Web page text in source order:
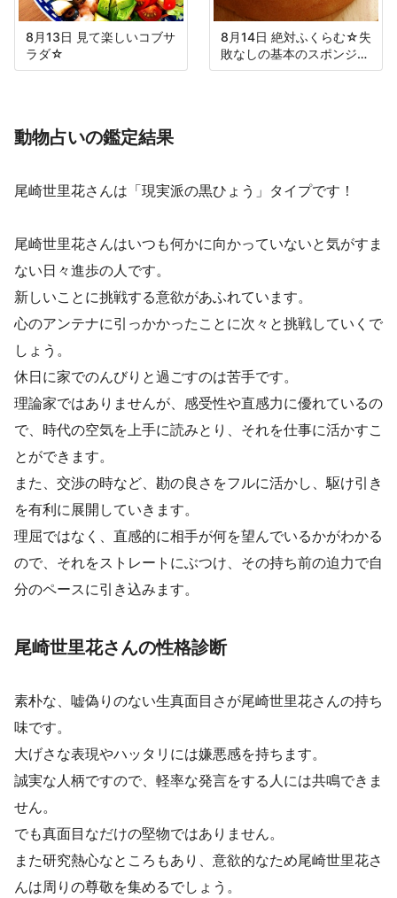
8月13日 見て楽しいコブサ
ラダ☆
8月14日 絶対ふくらむ☆失
敗なしの基本のスポンジケ
ーキ
動物占いの鑑定結果
尾崎世里花さんは「現実派の黒ひょう」タイプです！
尾崎世里花さんはいつも何かに向かっていないと気がすま
ない日々進歩の人です。
新しいことに挑戦する意欲があふれています。
心のアンテナに引っかかったことに次々と挑戦していくで
しょう。
休日に家でのんびりと過ごすのは苦手です。
理論家ではありませんが、感受性や直感力に優れているの
で、時代の空気を上手に読みとり、それを仕事に活かすこ
とができます。
また、交渉の時など、勘の良さをフルに活かし、駆け引き
を有利に展開していきます。
理屈ではなく、直感的に相手が何を望んでいるかがわかる
ので、それをストレートにぶつけ、その持ち前の迫力で自
分のペースに引き込みます。
尾崎世里花さんの性格診断
素朴な、嘘偽りのない生真面目さが尾崎世里花さんの持ち
味です。
大げさな表現やハッタリには嫌悪感を持ちます。
誠実な人柄ですので、軽率な発言をする人には共鳴できま
せん。
でも真面目なだけの堅物ではありません。
また研究熱心なところもあり、意欲的なため尾崎世里花さ
んは周りの尊敬を集めるでしょう。